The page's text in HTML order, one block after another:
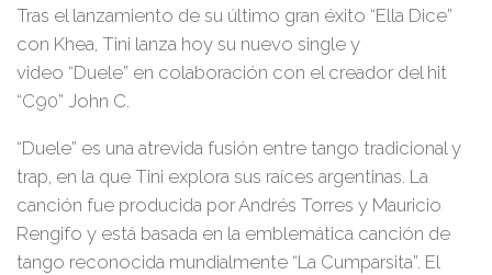
Tras el lanzamiento de su último gran éxito “Ella Dice”
con Khea, Tini lanza hoy su nuevo single y
video “Duele” en colaboración con el creador del hit
“C90” John C.
“Duele” es una atrevida fusión entre tango tradicional y
trap, en la que Tini explora sus raíces argentinas. La
canción fue producida por Andrés Torres y Mauricio
Rengifo y está basada en la emblemática canción de
tango reconocida mundialmente “La Cumparsita”. El